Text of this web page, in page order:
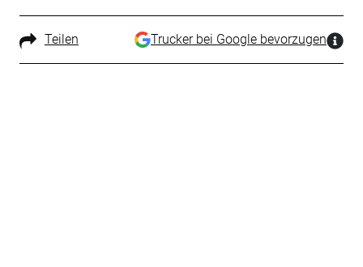
Teilen Trucker bei Google bevorzugen